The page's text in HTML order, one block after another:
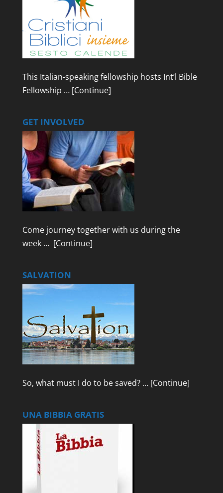
This Italian-speaking fellowship hosts Int’l Bible
Fellowship … [Continue]
GET INVOLVED
Come journey together with us during the
week … [Continue]
SALVATION
So, what must I do to be saved? … [Continue]
UNA BIBBIA GRATIS